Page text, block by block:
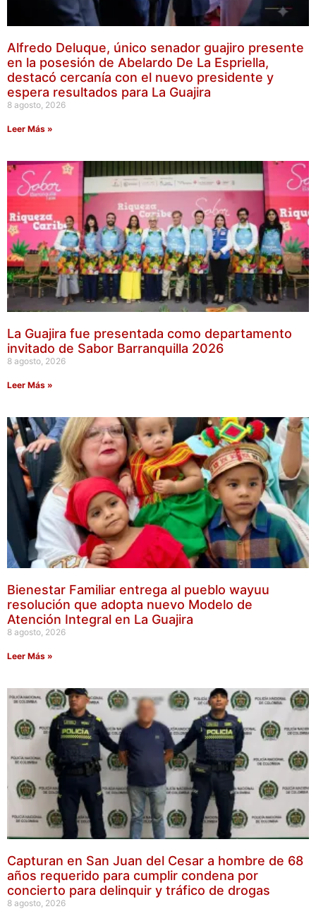
Alfredo Deluque, único senador guajiro presente
en la posesión de Abelardo De La Espriella,
destacó cercanía con el nuevo presidente y
espera resultados para La Guajira
8 agosto, 2026
Leer Más »
La Guajira fue presentada como departamento
invitado de Sabor Barranquilla 2026
8 agosto, 2026
Leer Más »
Bienestar Familiar entrega al pueblo wayuu
resolución que adopta nuevo Modelo de
Atención Integral en La Guajira
8 agosto, 2026
Leer Más »
Capturan en San Juan del Cesar a hombre de 68
años requerido para cumplir condena por
concierto para delinquir y tráfico de drogas
8 agosto, 2026